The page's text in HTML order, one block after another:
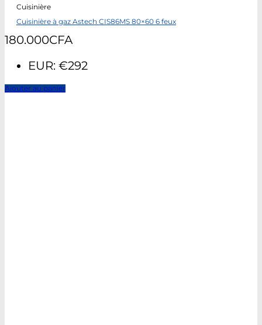
Cuisinière
Cuisinière à gaz Astech CIS86MS 80×60 6 feux
180.000CFA
EUR: €292
Ajouter au panier